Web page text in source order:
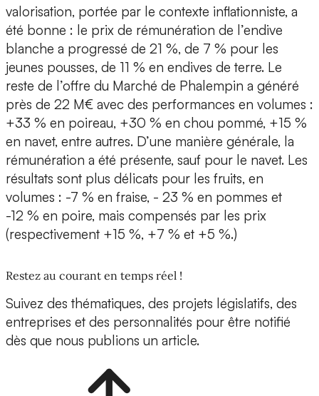
valorisation, portée par le contexte inflationniste, a
été bonne : le prix de rémunération de l’endive
blanche a progressé de 21 %, de 7 % pour les
jeunes pousses, de 11 % en endives de terre. Le
reste de l’offre du Marché de Phalempin a généré
près de 22 M€ avec des performances en volumes :
+33 % en poireau, +30 % en chou pommé, +15 %
en navet, entre autres. D’une manière générale, la
rémunération a été présente, sauf pour le navet. Les
résultats sont plus délicats pour les fruits, en
volumes : -7 % en fraise, - 23 % en pommes et
-12 % en poire, mais compensés par les prix
(respectivement +15 %, +7 % et +5 %.)
Restez au courant en temps réel !
Suivez des thématiques, des projets législatifs, des
entreprises et des personnalités pour être notifié
dès que nous publions un article.